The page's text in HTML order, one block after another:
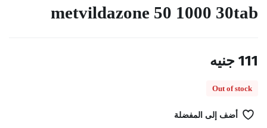
metvildazone 50 1000 30tab
111 جنيه
Out of stock
أضف إلى المفضلة